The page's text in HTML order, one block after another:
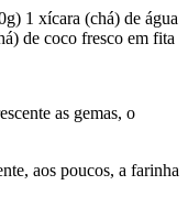
1 xícara (chá) de água
de coco fresco em fita
as gemas, o
aos poucos, a farinha